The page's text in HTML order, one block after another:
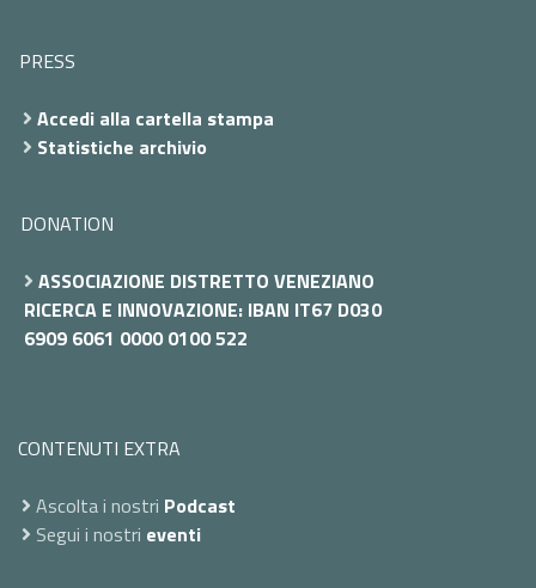
PRESS
Accedi alla cartella stampa
Statistiche archivio
DONATION
ASSOCIAZIONE DISTRETTO VENEZIANO
RICERCA E INNOVAZIONE: IBAN IT67 D030
6909 6061 0000 0100 522
CONTENUTI EXTRA
Ascolta i nostri Podcast
Segui i nostri eventi